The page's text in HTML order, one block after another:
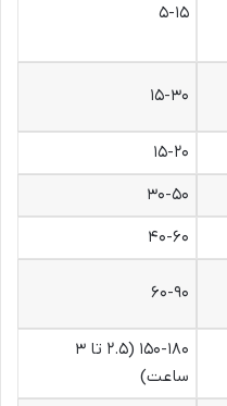
۵-۱۵
۱۵-۳۰
۱۵-۲۰
۳۰-۵۰
۴۰-۶۰
۶۰-۹۰
۱۵۰-۱۸۰ (۲.۵ تا ۳
ساعت)